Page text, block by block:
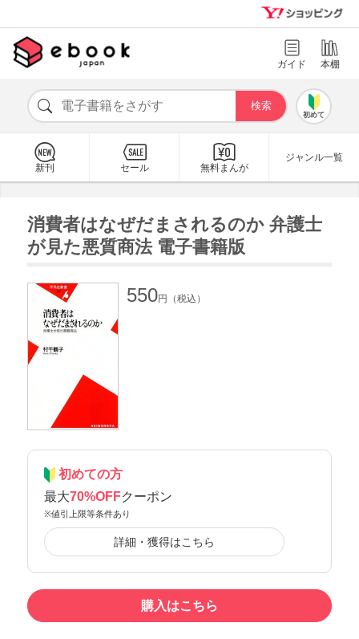
ガイド 本棚
初めて
新刊 セール 無料まんが
ジャンル一覧
消費者はなぜだまされるのか 弁護士
が見た悪質商法 電子書籍版
550円（税込）
初めての方
最大70%OFFクーポン
※値引上限等条件あり
詳細・獲得はこちら
購入はこちら